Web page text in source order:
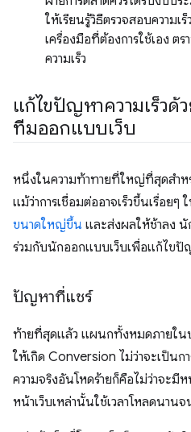
ให้เรียนรู้วิธีตรวจสอบความ
เครื่องมือที่ต้องการใช้เอง ต
ความเร็ว
แก้ไขปัญหาความเร็วด้
ทีมออกแบบเว็บ
หนึ่งในความท้าทายที่ใหญ่ที่สุดสำห
แม้ว่าการเชื่อมต่ออาจเร็วขึ้นเรื่อย
ขนาดใหญ่ขึ้น และส่งผลให้ช้าลง
ร่วมกับนักออกแบบเว็บเพื่อแก้ไขปั
ปัญหาที่แชร์
ท้ายที่สุดแล้ว แผนกทั้งหมดภายใ
ให้เกิด Conversion ไม่ว่าจะเป็นก
ความจริงอันโหดร้ายก็คือไม่ว่าจะมี
หน้าเว็บเหล่านั้นใช้เวลาโหลดนาน